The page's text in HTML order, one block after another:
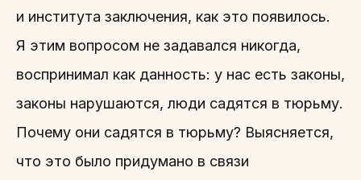
и института заключения, как это появилось.
Я этим вопросом не задавался никогда,
воспринимал как данность: у нас есть законы,
законы нарушаются, люди садятся в тюрьму.
Почему они садятся в тюрьму? Выясняется,
что это было придумано в связи